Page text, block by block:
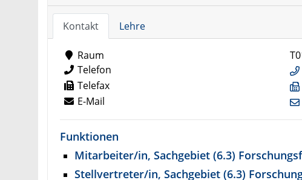
Kontakt Lehre
Raum
Telefon
Telefax
E-Mail
Funktionen
Mitarbeiter/in, Sachgebiet (6.3)
Stellvertreter/in, Sachgebiet (6.3)